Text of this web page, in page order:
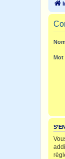
Mot